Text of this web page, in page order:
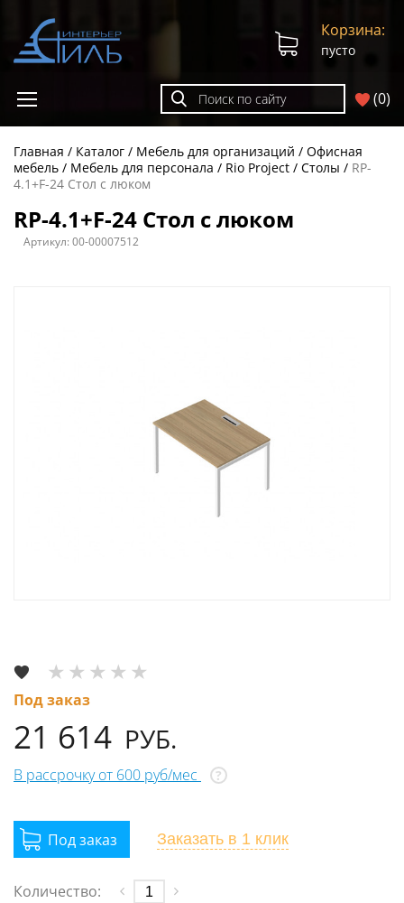
(0)
Корзина:
пусто
Главная Каталог Мебель для организаций
Офисная
мебель
Мебель для персонала Rio Project Столы
RP-
4.1+F-24 Стол с люком
RP-4.1+F-24 Стол с люком
Артикул:00-00007512
Под заказ
21 614 РУБ.
В рассрочку от 600 руб/мес ?
Заказать в 1 клик
Количество: